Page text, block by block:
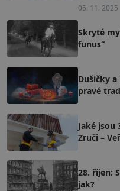
05. 11. 2025
Skryté
funus“
Dušičky
pravé
Jaké jsou
Zruči –
28. říjen:
jak?